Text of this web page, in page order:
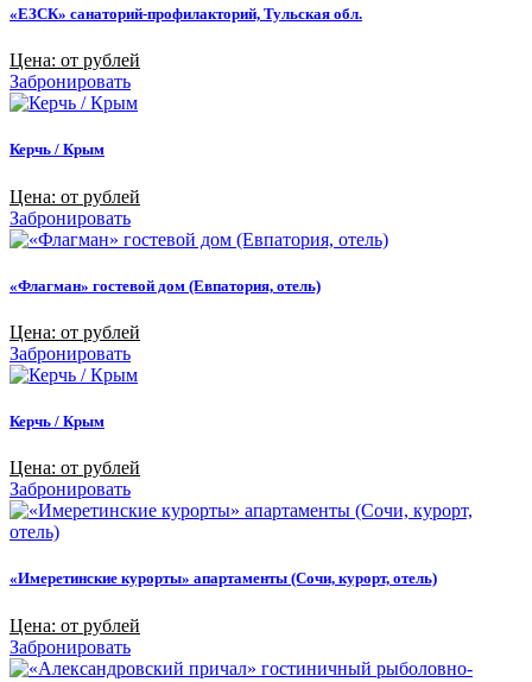
«ЕЗСК» санаторий-профилакторий, Тульская обл.
Цена: от рублей
Забронировать
Керчь / Крым
Цена: от рублей
Забронировать
«Флагман» гостевой дом (Евпатория, отель)
Цена: от рублей
Забронировать
Керчь / Крым
Цена: от рублей
Забронировать
«Имеретинские курорты» апартаменты (Сочи, курорт, отель)
Цена: от рублей
Забронировать